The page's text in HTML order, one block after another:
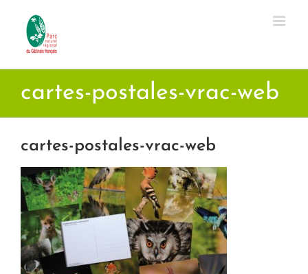
contenu
cartes-postales-vrac-web
cartes-postales-vrac-web